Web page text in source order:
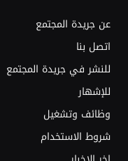
عن جريدة المجتمع
اتصل بنا
للنشر في جريدة المجتمع
للإشهار
وظائف وتشغيل
شروط الاستخدام